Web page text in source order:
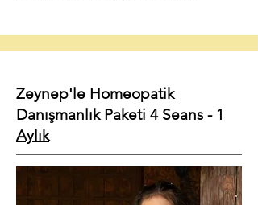
Zeynep'le Homeopatik
Danışmanlık Paketi 4 Seans - 1
Aylık